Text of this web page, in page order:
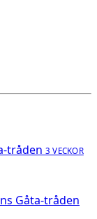
tråden 3 VECKOR
Gåta-tråden